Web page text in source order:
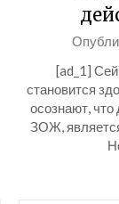
[ad_1]
становится
осознают, что
ЗОЖ,